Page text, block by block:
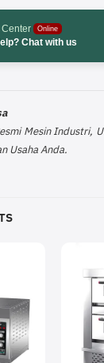
Online
Chat with us
Mesin Industri,
Usaha Anda.